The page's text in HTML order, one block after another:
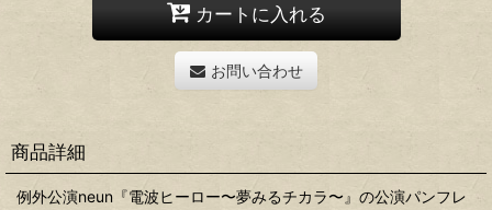
カートに入れる
お問い合わせ
商品詳細
例外公演neun『電波ヒーロー〜夢みるチカラ〜』の公演パンフレ